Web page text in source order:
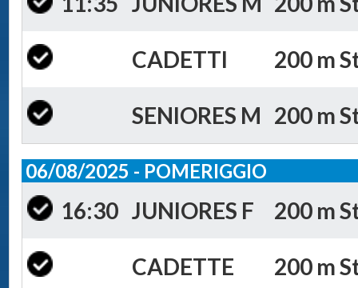
CADETTI 200 m
SENIORES M 200 m
06/08/2025 - POMERIGGIO
16:30 JUNIORES F 200 m
CADETTE 200 m